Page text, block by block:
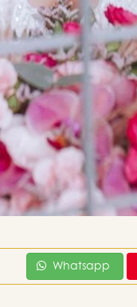
Whatsapp